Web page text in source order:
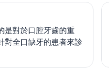
是對於口腔牙齒的重
對全口缺牙的患者來診